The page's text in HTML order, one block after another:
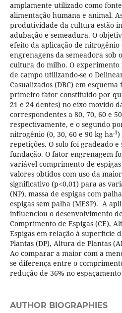
amplamente utilizado como
alimentação humana e animal.
produtividade da cultura estão
adubação e semeadura. O
efeito da aplicação de nitrogênio
engrenagens da semeadora sob
cultura do milho. O experimento
de campo utilizando-se o
Casualizados (DBC) em
primeiro fator constituído por
21 e 24 dentes) no eixo movido
correspondentes a 80, 70, 60 e
respectivamente, e o segundo
nitrogênio (0, 30, 60 e 90 kg ha-1)
repetições. O solo foi gradeado
fundação. O fator engrenagem
variável comprimento de espigas
valores obtidos com uso da
significativo (p<0,01) para as
(NP), massa de espigas com
espigas sem palha (MESP). A
influenciou o desenvolvimento
Comprimento de Espigas (CE),
Espigas em relação à superfície
Plantas (DP), Altura de Plantas
Ao comparar a maior com a
se diferença entre o
redução de 36% no
AUTHOR BIOGRAPHIES